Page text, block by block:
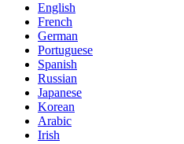
English
French
German
Portuguese
Spanish
Russian
Japanese
Korean
Arabic
Irish